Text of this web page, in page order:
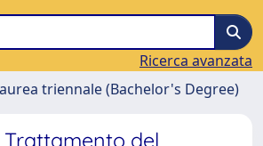
Ricerca avanzata
triennale (Bachelor's Degree)
del